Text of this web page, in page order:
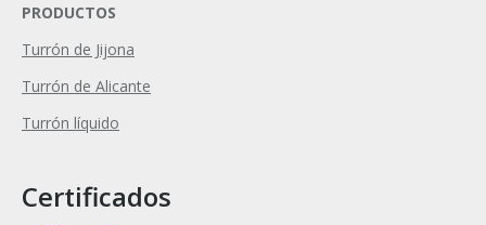
PRODUCTOS
Turrón de Jijona
Turrón de Alicante
Turrón líquido
Certificados